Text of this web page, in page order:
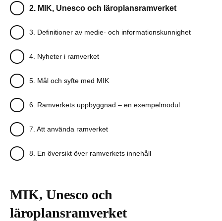
2. MIK, Unesco och läroplansramverket
3. Definitioner av medie- och informationskunnighet
4. Nyheter i ramverket
5. Mål och syfte med MIK
6. Ramverkets uppbyggnad – en exempelmodul
7. Att använda ramverket
8. En översikt över ramverkets innehåll
MIK, Unesco och
läroplansramverket